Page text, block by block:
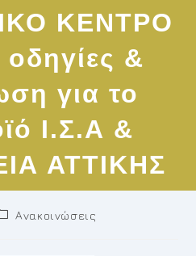
ΚΕΝΤΡΟ
&
για το
Ι.Σ.Α &
ΑΤΤΙΚΗΣ
Ανακοινώσεις